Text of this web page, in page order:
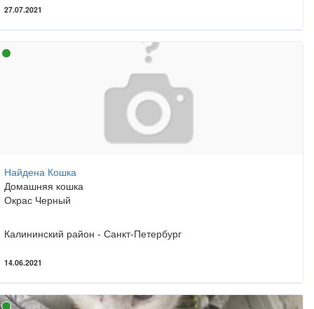
27.07.2021
Найдена Кошка
Домашняя кошка
Окрас Черный
Калининский район - Санкт-Петербург
14.06.2021